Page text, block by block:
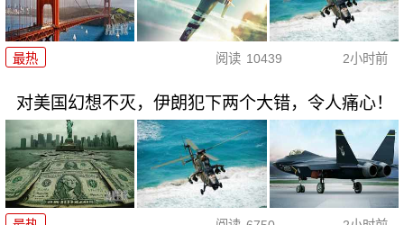
最热 阅读 10439 2小时前
对美国幻想不灭，伊朗犯下两个大错，令人痛心！